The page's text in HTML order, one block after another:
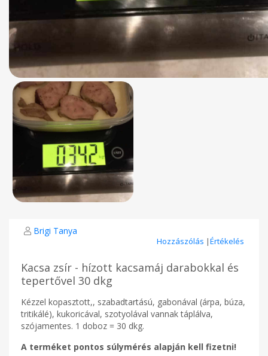
Brigi Tanya
Hozzászólás |Értékelés
Kacsa zsír - hízott kacsamáj darabokkal és
tepertővel 30 dkg
Kézzel kopasztott,, szabadtartású, gabonával (árpa, búza,
tritikálé), kukoricával, szotyolával vannak táplálva,
szójamentes. 1 doboz = 30 dkg.
A terméket pontos súlymérés alapján kell fizetni!